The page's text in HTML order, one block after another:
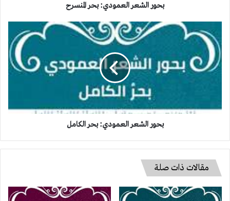
بحور الشعر العمودي: بحر المنسرح
الشعر
العمودي:
بحر
الكامل
بحور الشعر العمودي: بحر الكامل
مقالات ذات صلة